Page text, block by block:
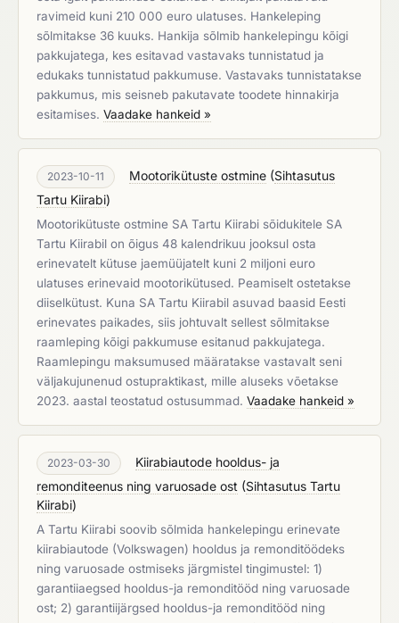
ravimeid kuni 210 000 euro ulatuses. Hankeleping
sõlmitakse 36 kuuks. Hankija sõlmib hankelepingu kõigi
pakkujatega, kes esitavad vastavaks tunnistatud ja
edukaks tunnistatud pakkumuse. Vastavaks tunnistatakse
pakkumus, mis seisneb pakutavate toodete hinnakirja
esitamises. Vaadake hankeid »
2023-10-11 Mootorikütuste ostmine (Sihtasutus
Tartu Kiirabi)
Mootorikütuste ostmine SA Tartu Kiirabi sõidukitele SA
Tartu Kiirabil on õigus 48 kalendrikuu jooksul osta
erinevatelt kütuse jaemüüjatelt kuni 2 miljoni euro
ulatuses erinevaid mootorikütused. Peamiselt ostetakse
diiselkütust. Kuna SA Tartu Kiirabil asuvad baasid Eesti
erinevates paikades, siis johtuvalt sellest sõlmitakse
raamleping kõigi pakkumuse esitanud pakkujatega.
Raamlepingu maksumused määratakse vastavalt seni
väljakujunenud ostupraktikast, mille aluseks võetakse
2023. aastal teostatud ostusummad. Vaadake hankeid »
2023-03-30
Kiirabiautode hooldus- ja
remonditeenus ning varuosade ost (Sihtasutus Tartu
Kiirabi)
A Tartu Kiirabi soovib sõlmida hankelepingu erinevate
kiirabiautode (Volkswagen) hooldus ja remonditöödeks
ning varuosade ostmiseks järgmistel tingimustel: 1)
garantiiaegsed hooldus-ja remonditööd ning varuosade
ost; 2) garantiijärgsed hooldus-ja remonditööd ning